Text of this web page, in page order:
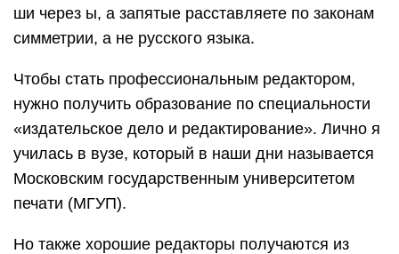
ши через ы, а запятые расставляете по законам
симметрии, а не русского языка.
Чтобы стать профессиональным редактором,
нужно получить образование по специальности
«издательское дело и редактирование». Лично я
училась в вузе, который в наши дни называется
Московским государственным университетом
печати (МГУП).
Но также хорошие редакторы получаются из